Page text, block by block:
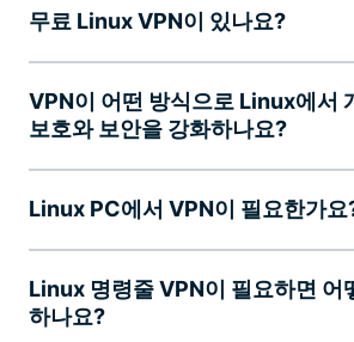
무료 Linux VPN이 있나요?
VPN이 어떤 방식으로 Linux에서
보호와 보안을 강화하나요?
Linux PC에서 VPN이 필요한가요
Linux 명령줄 VPN이 필요하면 어
하나요?